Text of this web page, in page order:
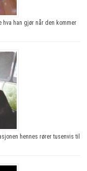
han gjør når den kommer
hennes rører tusenvis til